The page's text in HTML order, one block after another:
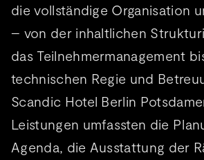
die vollständige Organisation
– von der inhaltlichen
das Teilnehmermanagement
technischen Regie und
Scandic Hotel Berlin
Leistungen umfassten die
Agenda, die Ausstattung der